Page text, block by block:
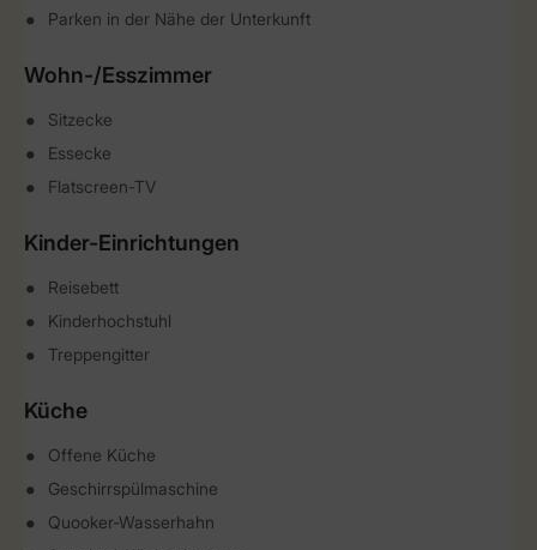
Parken in der Nähe der Unterkunft
Wohn-/Esszimmer
Sitzecke
Essecke
Flatscreen-TV
Kinder-Einrichtungen
Reisebett
Kinderhochstuhl
Treppengitter
Küche
Offene Küche
Geschirrspülmaschine
Quooker-Wasserhahn